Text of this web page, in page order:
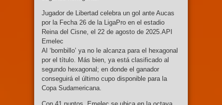
Jugador de Libertad celebra un gol ante Aucas
por la Fecha 26 de la LigaPro en el estadio
Reina del Cisne, el 22 de agosto de 2025.API
Emelec
Al ‘bombillo’ ya no le alcanza para el hexagonal
por el título. Más bien, ya está clasificado al
segundo hexagonal; en donde el ganador
conseguirá el último cupo disponible para la
Copa Sudamericana.